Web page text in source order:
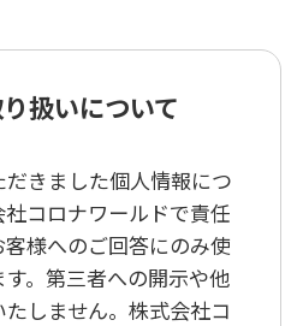
扱いについて
きました個人情報につ
コロナワールドで責任
様へのご回答にのみ使
。第三者への開示や他
しません。株式会社コ